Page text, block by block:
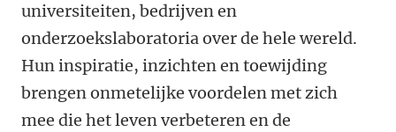
universiteiten, bedrijven en
onderzoekslaboratoria over de hele wereld.
Hun inspiratie, inzichten en toewijding
brengen onmetelijke voordelen met zich
mee die het leven verbeteren en de